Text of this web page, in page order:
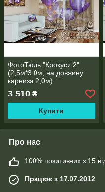
ФотоТюль "Крокуси 2"
(2,5м*3,0м, на довжину
карниза 2,0м)
3 510 ₴
Купити
Про нас
100% позитивних з 15
Працює з 17.07.2012